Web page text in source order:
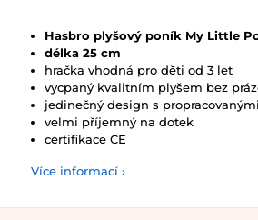
Hasbro plyšový poník My Little
délka 25 cm
hračka vhodná pro děti od 3 let
vycpaný kvalitním plyšem bez
jedinečný design s
velmi příjemný na dotek
certifikace CE
Více informací ›